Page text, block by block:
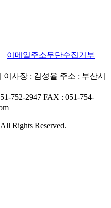
이메일주소무단수집거부
이사장 : 김성율 주소 : 부산시
752-2947 FAX : 051-754-
Rights Reserved.